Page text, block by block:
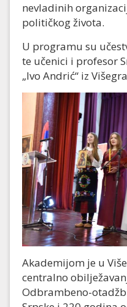
nevladinih
političkog života.
U programu su
te učenici i profesor
„Ivo Andrić“ iz
Akademijom je u
centralno
Odbrambeno-